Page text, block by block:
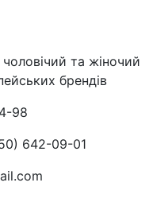
та жіночий
брендів
98
642-09-01